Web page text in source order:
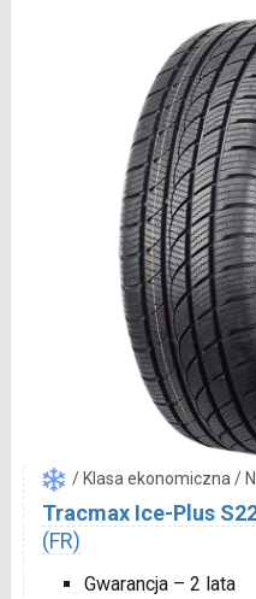
/ Klasa ekonomiczna /
Tracmax Ice-Plus
(FR)
Gwarancja – 2 lata